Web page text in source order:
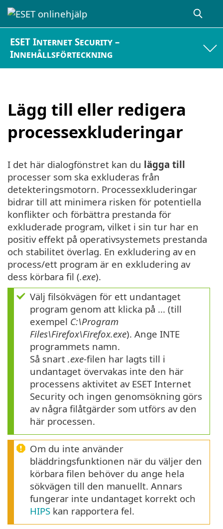
ESET Internet Security –
Innehållsförteckning
Lägg till eller redigera
processexkluderingar
I det här dialogfönstret kan du lägga till
processer som ska exkluderas från
detekteringsmotorn. Processexkluderingar
bidrar till att minimera risken för potentiella
konflikter och förbättra prestanda för
exkluderade program, vilket i sin tur har en
positiv effekt på operativsystemets prestanda
och stabilitet överlag. En exkludering av en
process/ett program är en exkludering av
dess körbara fil (.exe).
Välj filsökvägen för ett undantaget
program genom att klicka på ... (till
exempel C:\Program
Files\Firefox\Firefox.exe). Ange INTE
programmets namn.
Så snart .exe-filen har lagts till i
undantaget övervakas inte den här
processens aktivitet av ESET Internet
Security och ingen genomsökning görs
av några filåtgärder som utförs av den
här processen.
Om du inte använder
bläddringsfunktionen när du väljer den
körbara filen behöver du ange hela
sökvägen till den manuellt. Annars
fungerar inte undantaget korrekt och
HIPS kan rapportera fel.